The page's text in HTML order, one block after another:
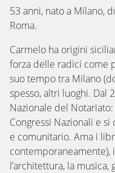
53 anni, nato a Milano,
Roma.
Carmelo ha origini
forza delle radici come
suo tempo tra Milano
spesso, altri luoghi. Dal
Nazionale del
Congressi Nazionali e
e comunitario. Ama i
contemporaneamente),
l’architettura, la